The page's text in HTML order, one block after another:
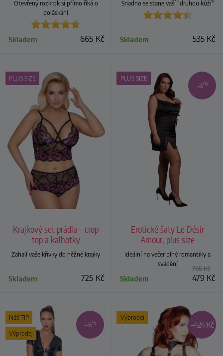
Otevřený rozkrok si přímo říká o
poláskání
665 Kč
Skladem
Snadno se stane vaší "druhou kůží"
535 Kč
Skladem
PLUS SIZE
Krajkový set prádla – crop
top a kalhotky
Zahalí vaše křivky do něžné krajky
725 Kč
Skladem
PLUS SIZE
–37%
Erotické šaty Le Désir
Amour, plus size
Ideální na večer plný romantiky a
svádění
765Kč
479 Kč
Skladem
Náš TIP
Výprodej
–35%
Výprodej
–424 Kč